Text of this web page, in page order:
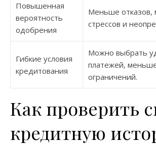
Повышенная
вероятность
одобрения
Меньше отказов,
стрессов и
Гибкие условия
кредитования
Можно выбрать
платежей,
ограничений.
Как проверить
кредитную